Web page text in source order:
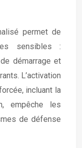
permet de
sensibles :
démarrage et
L’activation
incluant la
empêche les
de défense